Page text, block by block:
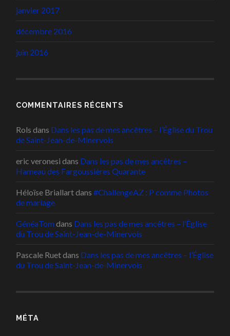
janvier 2017
décembre 2016
juin 2016
COMMENTAIRES RÉCENTS
Rols dans Dans les pas de mes ancêtres – l’Église du Trou
de Saint-Jean-de-Minervois
eric veronesi dans Dans les pas de mes ancêtres –
Hameau des Fargoussières Quarante
Héloïse Briallartdans#ChallengeAZ : P comme Photos
de mariage
GénéaTom dans Dans les pas de mes ancêtres – l’Église
du Trou de Saint-Jean-de-Minervois
Pascale Ruetdans Dans les pas de mes ancêtres – l’Église
du Trou de Saint-Jean-de-Minervois
MÉTA